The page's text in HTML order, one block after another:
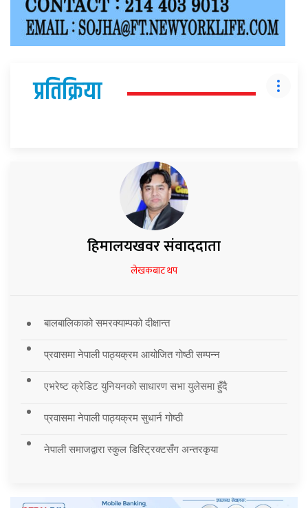
प्रतिक्रिया
हिमालयखवर संवाददाता
लेखकबाट थप
बालबालिकाको समरक्याम्पको दीक्षान्त
प्रवासमा नेपाली पाठ्यक्रम आयोजित गोष्ठी सम्पन्न
एभरेष्ट क्रेडिट युनियनको साधारण सभा युलेसमा हुँदै
प्रवासमा नेपाली पाठ्यक्रम सुधार्न गोष्ठी
नेपाली समाजद्वारा स्कुल डिस्ट्रिक्टसँग अन्तरकृया